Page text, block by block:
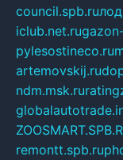
council.spb.ru
iclub.net.ru
pylesostineco.ru
artemovskij.ru
ndm.msk.ru
remontt.spb.ru